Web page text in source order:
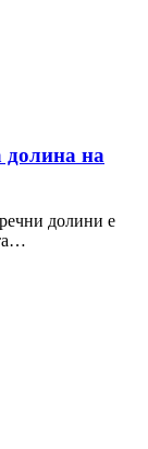
долина на
долини е